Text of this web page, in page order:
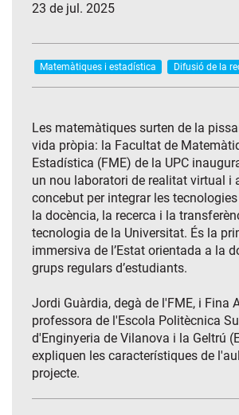
23 de jul. 2025
Matemàtiques i estadística Difusió de la
Les matemàtiques surten de la
vida pròpia: la Facultat de
Estadística (FME) de la UPC
un nou laboratori de realitat virtual i
concebut per integrar les
la docència, la recerca i la
tecnologia de la Universitat. És la
immersiva de l’Estat orientada a la
grups regulars d’estudiants.
Jordi Guàrdia, degà de l'FME, i Fina
professora de l'Escola Politècnica
d'Enginyeria de Vilanova i la Geltrú
expliquen les característiques de
projecte.